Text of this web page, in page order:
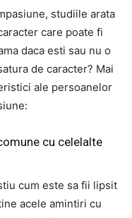
studiile arata
care poate fi
daca esti sau nu o
de caracter? Mai
ale persoanelor
cu celelalte
cum este sa fii lipsit
acele amintiri cu